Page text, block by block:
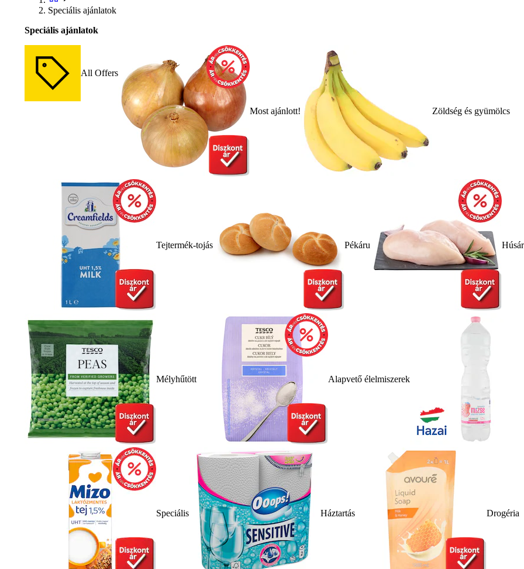
Speciális ajánlatok
Speciális ajánlatok
All Offers
Most ajánlott! Zöldség és gyümölcs
Tejtermék-tojás Pékáru
Mélyhűtött Alapvető élelmiszerek
Speciális Háztartás Drogéria